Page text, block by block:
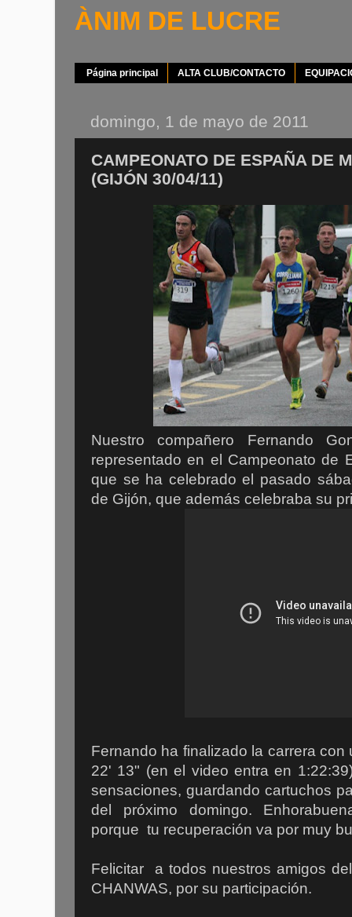
ÀNIM DE LUCRE
Página principal ALTA CLUB/CONTACTO
domingo, 1 de mayo de 2011
CAMPEONATO DE ESPAÑA DE
(GIJÓN 30/04/11)
Nuestro compañero Fernando
representado en el Campeonato de
que se ha celebrado el pasado
de Gijón, que además celebraba su
Fernando ha finalizado la carrera
22' 13" (en el video entra en
sensaciones, guardando cartuchos
del próximo domingo.
porque tu recuperación va por muy
Felicitar a todos nuestros amigos
CHANWAS, por su participación.